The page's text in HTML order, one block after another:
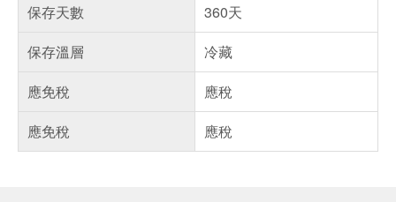
保存天數
360天
保存溫層
冷藏
應免稅
應稅
應免稅
應稅